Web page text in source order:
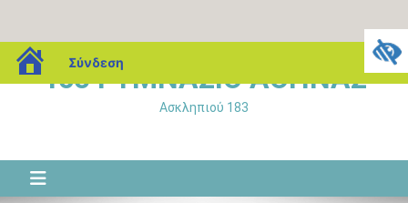
blogs.sch.gr
Σύνδεση
Μεταπηδήστε
στο
46o ΓΥΜΝΑΣΙΟ ΑΘΗΝΑΣ
Ασκληπιού 183